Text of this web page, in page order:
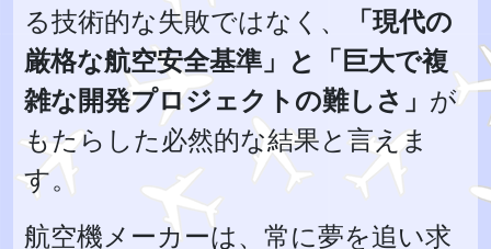
る技術的な失敗ではなく、
「現代の
厳格な航空安全基準」と「巨大で複
雑な開発プロジェクトの難しさ」 が
もたらした必然的な結果と言えま
す。
航空機メーカーは、常に夢を追い求